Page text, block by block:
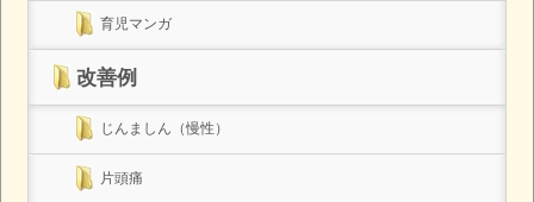
育児マンガ
改善例
じんましん（慢性）
片頭痛